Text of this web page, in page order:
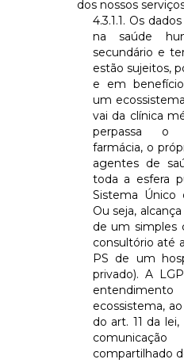
dos nossos
4.3.1.1. Os
na saúde
secundário e
estão sujeitos,
e em
um
vai da clínica
perpassa o
farmácia, o
agentes de
toda a esfera
Sistema Único
Ou seja,
de um simples
consultório até
PS de um
privado). A
ecossistema,
do art. 11 da
compartilhado